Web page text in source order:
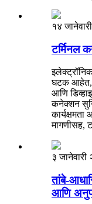
१४
टर्मिनल
घटक आहेत,
आणि
कनेक्शन
कार्यक्षमता
मागणीसह,
३ जानेवारी
तांबे-
आणि